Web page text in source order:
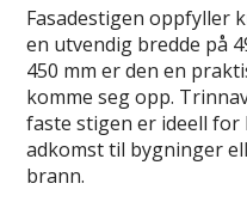
Fasadestigen oppfyller
en utvendig bredde på
450 mm er den en
komme seg opp.
faste stigen er ideell
adkomst til bygninger
brann.